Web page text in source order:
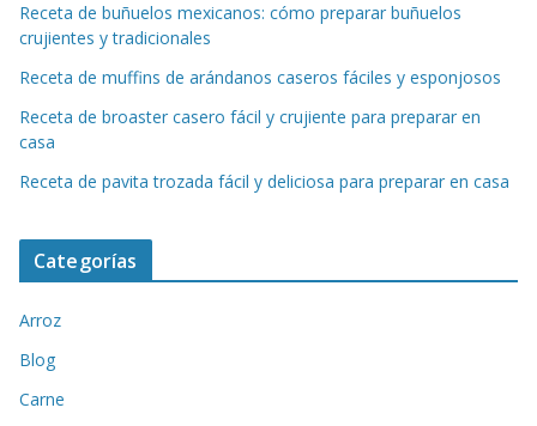
Receta de buñuelos mexicanos: cómo preparar buñuelos
crujientes y tradicionales
Receta de muffins de arándanos caseros fáciles y esponjosos
Receta de broaster casero fácil y crujiente para preparar en
casa
Receta de pavita trozada fácil y deliciosa para preparar en casa
Categorías
Arroz
Blog
Carne